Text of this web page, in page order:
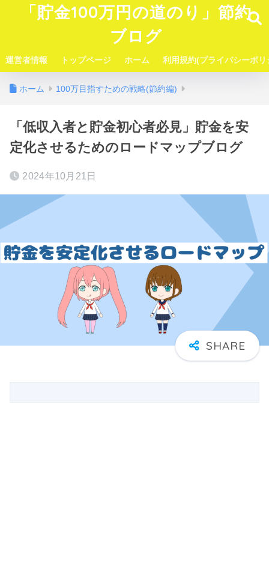
「貯金100万円の道のり」節約
ブログ
運営者情報 トップページ ホーム 利用規約(プライバシーポリ
ホーム 100万目指すための戦略(節約編)
「低収入者と貯金初心者必見」貯金を安
定化させるためのロードマップブログ
2024年10月21日